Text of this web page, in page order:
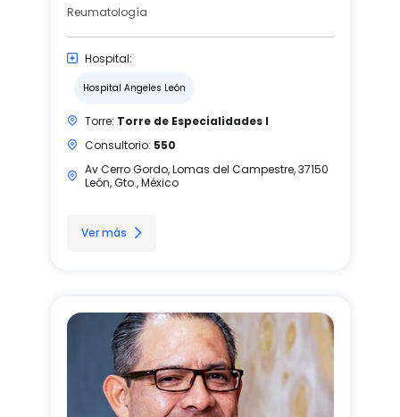
Reumatología
Hospital:
Hospital Angeles León
Torre: Torre de Especialidades I
Consultorio: 550
Av Cerro Gordo, Lomas del Campestre, 37150
León, Gto., México
Ver más